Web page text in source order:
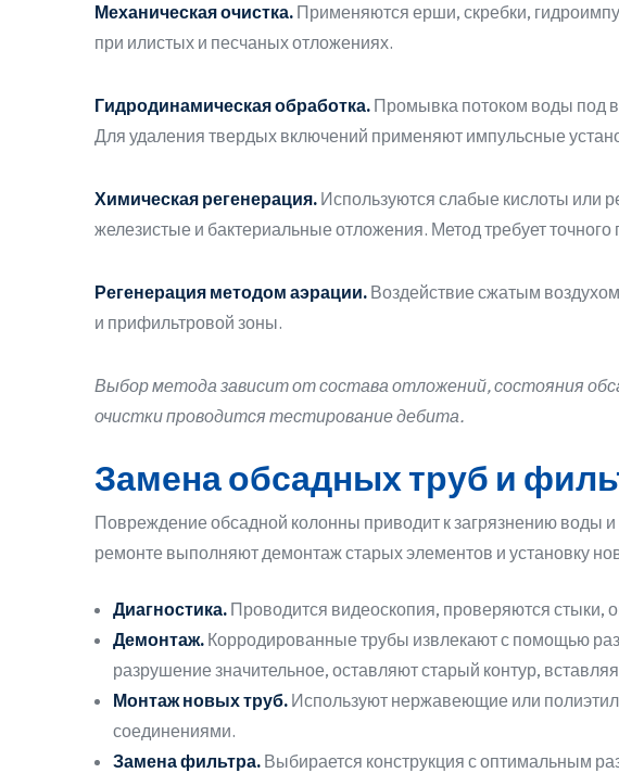
Механическая очистка. Применяются ерши, скребки,
при илистых и песчаных отложениях.
Гидродинамическая обработка. Промывка потоком воды под
Для удаления твердых включений применяют импульсные
Химическая регенерация. Используются слабые кислоты или
железистые и бактериальные отложения. Метод требует точного
Регенерация методом аэрации. Воздействие сжатым
и прифильтровой зоны.
Выбор метода зависит от состава отложений, состояния
очистки проводится тестирование дебита.
Замена обсадных труб и
Повреждение обсадной колонны приводит к загрязнению воды
ремонте выполняют демонтаж старых элементов и установку
Диагностика. Проводится видеоскопия, проверяются стыки,
Демонтаж. Корродированные трубы извлекают с помощью
разрушение значительное, оставляют старый контур,
Монтаж новых труб. Используют нержавеющие или
соединениями.
Замена фильтра. Выбирается конструкция с оптимальным